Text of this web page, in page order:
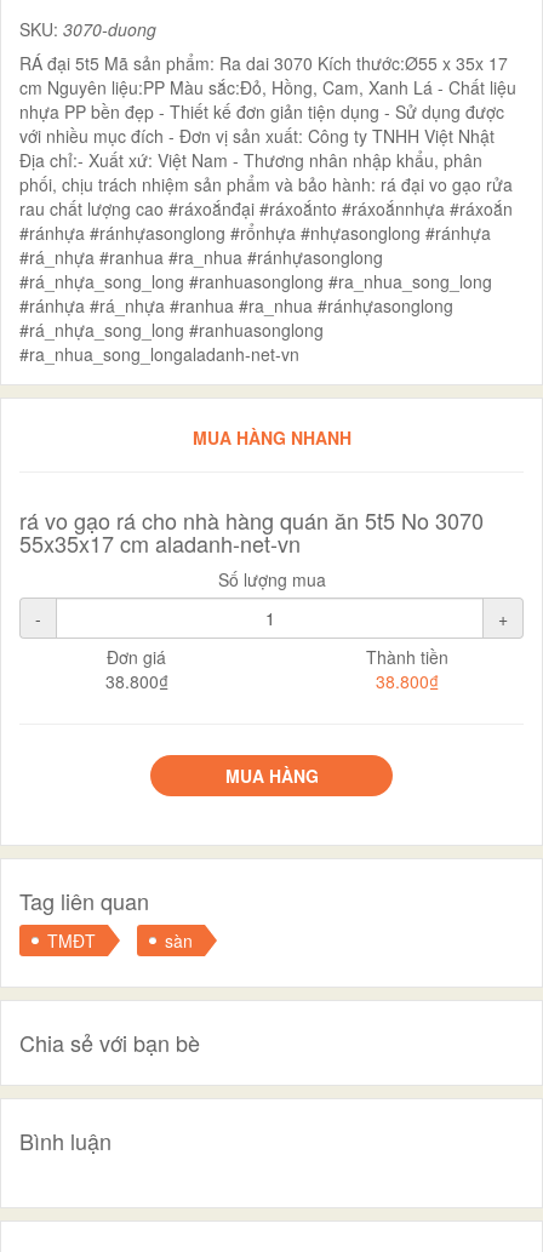
SKU: 3070-duong
RÁ đại 5t5 Mã sản phẩm: Ra dai 3070 Kích thước:Ø55 x 35x 17
cm Nguyên liệu:PP Màu sắc:Đỏ, Hồng, Cam, Xanh Lá - Chất liệu
nhựa PP bền đẹp - Thiết kế đơn giản tiện dụng - Sử dụng được
với nhiều mục đích - Đơn vị sản xuất: Công ty TNHH Việt Nhật
Địa chỉ:- Xuất xứ: Việt Nam - Thương nhân nhập khẩu, phân
phối, chịu trách nhiệm sản phẩm và bảo hành: rá đại vo gạo rửa
rau chất lượng cao #ráxoắnđại #ráxoắnto #ráxoắnnhựa #ráxoắn
#ránhựa #ránhựasonglong #rổnhựa #nhựasonglong #ránhựa
#rá_nhựa #ranhua #ra_nhua #ránhựasonglong
#rá_nhựa_song_long #ranhuasonglong #ra_nhua_song_long
#ránhựa #rá_nhựa #ranhua #ra_nhua #ránhựasonglong
#rá_nhựa_song_long #ranhuasonglong
#ra_nhua_song_longaladanh-net-vn
MUA HÀNG NHANH
rá vo gạo rá cho nhà hàng quán ăn 5t5 No 3070
55x35x17 cm aladanh-net-vn
Số lượng mua
-
+
Đơn giá
38.800₫
Thành tiền
38.800₫
MUA HÀNG
Tag liên quan
TMĐT sàn
Chia sẻ với bạn bè
Bình luận